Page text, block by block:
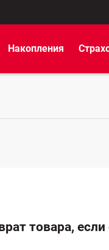
Накопления
товара,